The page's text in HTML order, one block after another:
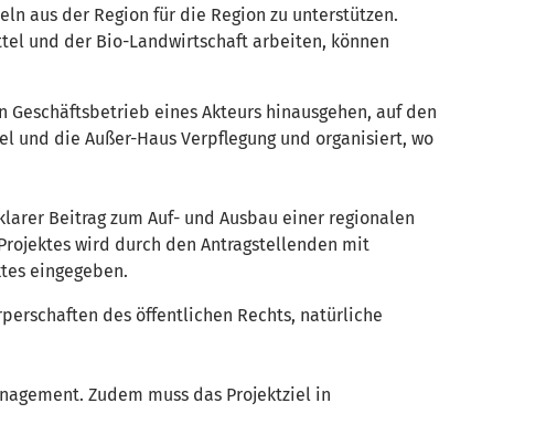
aus der Region für die Region zu unterstützen.
und der Bio-Landwirtschaft arbeiten, können
eines Akteurs hinausgehen, auf den
die Außer-Haus Verpflegung und organisiert, wo
Beitrag zum Auf- und Ausbau einer regionalen
wird durch den Antragstellenden mit
eingegeben.
des öffentlichen Rechts, natürliche
Zudem muss das Projektziel in